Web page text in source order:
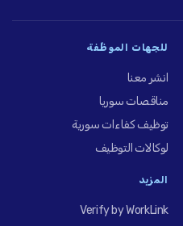
للجهات الموظِّفة
انشر معنا
مناقصات سوريا
توظيف كفاءات سورية
لوكالات التوظيف
المزيد
Verify by WorkLink